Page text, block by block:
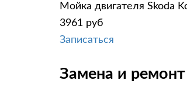
Мойка двигателя Skoda
3961 руб
Записаться
Замена и